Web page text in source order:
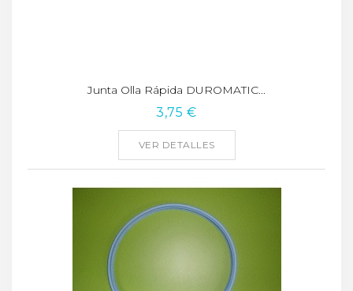
Junta Olla Rápida DUROMATIC...
3,75 €
VER DETALLES